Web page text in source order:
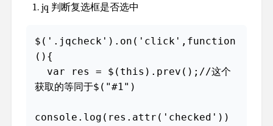
jq 判断复选框是否选中
$('.jqcheck').on('click',function
(){
获取的等同于$("#1")
console.log(res.attr('checked'))